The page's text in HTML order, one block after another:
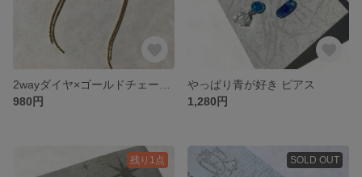
980円
やっぱり青が好き ピアス
1,280円
残り1点 SOLD OUT